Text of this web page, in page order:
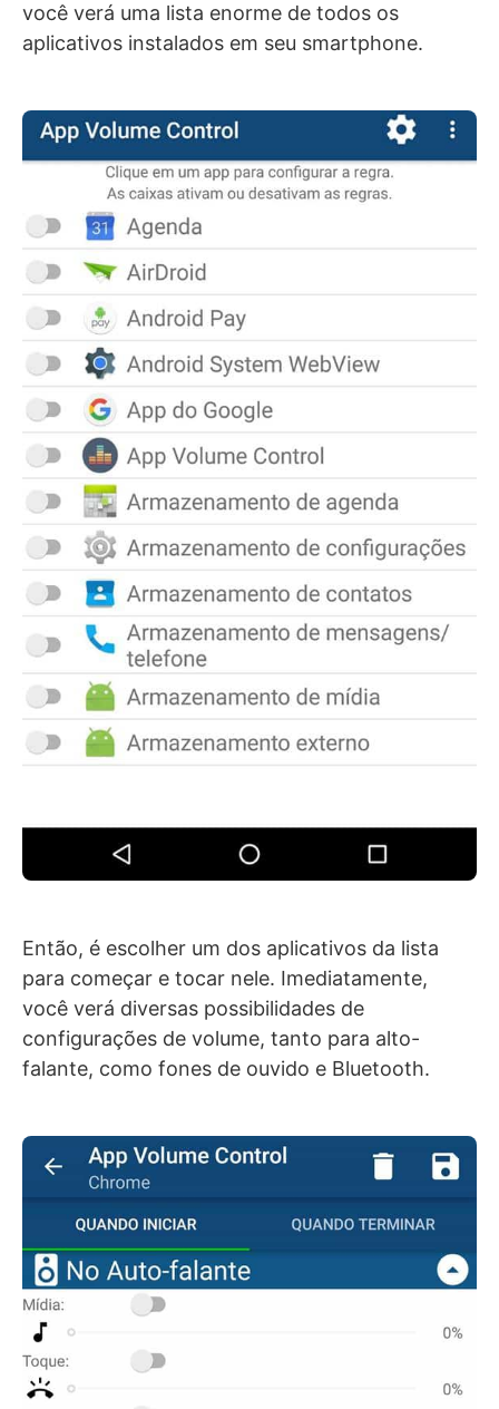
você verá uma lista enorme de todos os
aplicativos instalados em seu smartphone.
Então, é escolher um dos aplicativos da lista
para começar e tocar nele. Imediatamente,
você verá diversas possibilidades de
configurações de volume, tanto para alto-
falante, como fones de ouvido e Bluetooth.